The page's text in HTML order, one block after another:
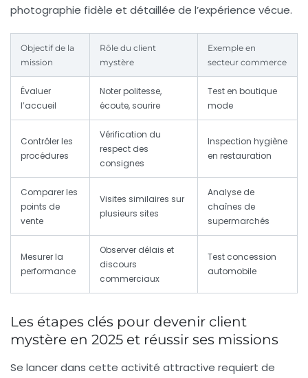
photographie fidèle et détaillée de l’expérience vécue.
Objectif de la
mission
Rôle du client
mystère
Exemple en
secteur commerce
Évaluer
l’accueil
Noter politesse,
écoute, sourire
Test en boutique
mode
Contrôler les
procédures
Vérification du
respect des
consignes
Inspection hygiène
en restauration
Comparer les
points de
vente
Visites similaires sur
plusieurs sites
Analyse de
chaînes de
supermarchés
Mesurer la
performance
Observer délais et
discours
commerciaux
Test concession
automobile
Les étapes clés pour devenir client
mystère en 2025 et réussir ses missions
Se lancer dans cette activité attractive requiert de